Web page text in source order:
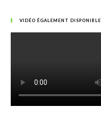
VIDÉO ÉGALEMENT DISPONIBLE